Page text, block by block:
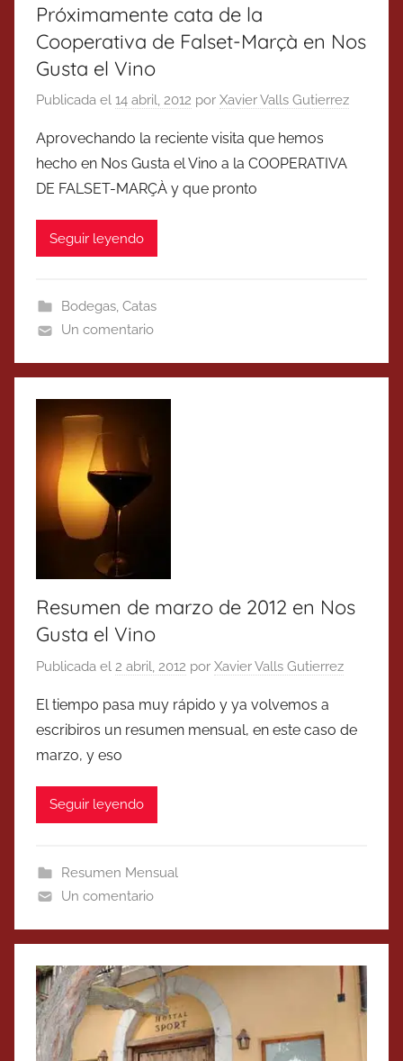
Próximamente cata de la
Cooperativa de Falset-Marçà en Nos
Gusta el Vino
Publicada el 14 abril, 2012 por Xavier Valls Gutierrez
Aprovechando la reciente visita que hemos
hecho en Nos Gusta el Vino a la COOPERATIVA
DE FALSET-MARÇÀ y que pronto
Seguir leyendo
Bodegas, Catas
Un comentario
Resumen de marzo de 2012 en Nos
Gusta el Vino
Publicada el 2 abril, 2012 por Xavier Valls Gutierrez
El tiempo pasa muy rápido y ya volvemos a
escribiros un resumen mensual, en este caso de
marzo, y eso
Seguir leyendo
Resumen Mensual
Un comentario